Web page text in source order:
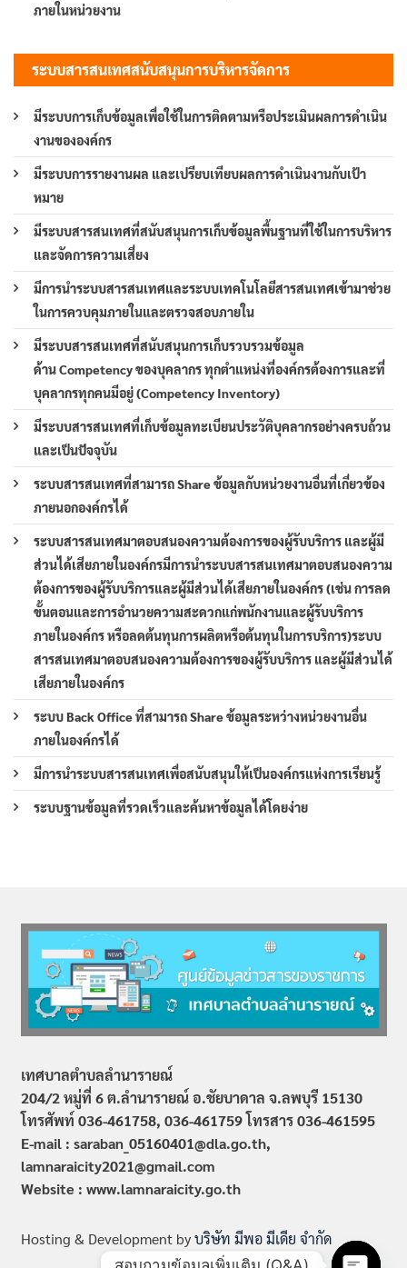
ภายในหน่วยงาน
ระบบสารสนเทศสนับสนุนการบริหารจัดการ
มีระบบการเก็บข้อมูลเพื่อใช้ในการติดตามหรือประเมินผลการดำเนิน
งานขององค์กร
มีระบบการรายงานผล และเปรียบเทียบผลการดำเนินงานกับเป้า
หมาย
มีระบบสารสนเทศที่สนับสนุนการเก็บข้อมูลพื้นฐานที่ใช้ในการบริหาร
และจัดการความเสี่ยง
มีการนำระบบสารสนเทศและระบบเทคโนโลยีสารสนเทศเข้ามาช่วย
ในการควบคุมภายในและตรวจสอบภายใน
มีระบบสารสนเทศที่สนับสนุนการเก็บรวบรวมข้อมูล
ด้าน Competency ของบุคลากร ทุกตำแหน่งที่องค์กรต้องการและที่
บุคลากรทุกคนมีอยู่ (Competency Inventory)
มีระบบสารสนเทศที่เก็บข้อมูลทะเบียนประวัติบุคลากรอย่างครบถ้วน
และเป็นปัจจุบัน
ระบบสารสนเทศที่สามารถ Share ข้อมูลกับหน่วยงานอื่นที่เกี่ยวข้อง
ภายนอกองค์กรได้
ระบบสารสนเทศมาตอบสนองความต้องการของผู้รับบริการ และผู้มี
ส่วนได้เสียภายในองค์กรมีการนำระบบสารสนเทศมาตอบสนองความ
ต้องการของผู้รับบริการและผู้มีส่วนได้เสียภายในองค์กร (เช่น การลด
ขั้นตอนและการอำนวยความสะดวกแก่พนักงานและผู้รับบริการ
ภายในองค์กร หรือลดต้นทุนการผลิตหรือต้นทุนในการบริการ)ระบบ
สารสนเทศมาตอบสนองความต้องการของผู้รับบริการ และผู้มีส่วนได้
เสียภายในองค์กร
ระบบ Back Office ที่สามารถ Share ข้อมูลระหว่างหน่วยงานอื่น
ภายในองค์กรได้
มีการนำระบบสารสนเทศเพื่อสนับสนุนให้เป็นองค์กรแห่งการเรียนรู้
ระบบฐานข้อมูลที่รวดเร็วและค้นหาข้อมูลได้โดยง่าย
เทศบาลตำบลลำนารายณ์
204/2 หมู่ที่ 6 ต.ลำนารายณ์ อ.ชัยบาดาล จ.ลพบุรี 15130
โทรศัพท์ 036-461758, 036-461759 โทรสาร 036-461595
E-mail : saraban_05160401@dla.go.th,
lamnaraicity2021@gmail.com
Website : www.lamnaraicity.go.th
Hosting & Development byบริษัท มีพอ มีเดีย จำกัด